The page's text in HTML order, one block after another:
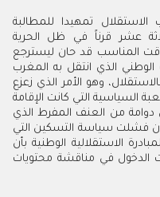
تمهيدا للمطالبة
عشر قرناً في ظل الحرية
المناسب قد حان ليسترجع
الذي انتقل به المغرب
وهو الأمر الذي زعزع
السياسية التي كانت الإقامة
دوامة من العنف المفرط الذي
فشلت سياسة التسكين التي
الاستقلالية الوطنية بأن
في مناقشة محتويات